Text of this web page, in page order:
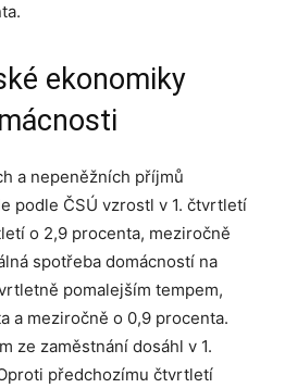
ekonomiky
a nepeněžních příjmů
podle ČSÚ vzrostl v 1. čtvrtletí
o 2,9 procenta, meziročně
spotřeba domácností na
pomalejším tempem,
a meziročně o 0,9 procenta.
ze zaměstnání dosáhl v 1.
předchozímu čtvrtletí